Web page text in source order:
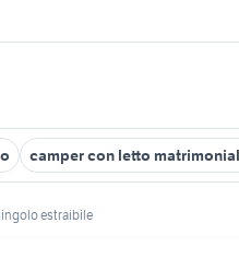
camper con letto
estraibile